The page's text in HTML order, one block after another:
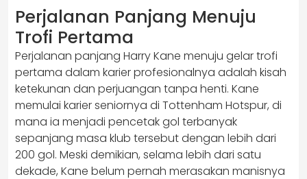
Perjalanan Panjang Menuju
Trofi Pertama
Perjalanan panjang Harry Kane menuju gelar trofi
pertama dalam karier profesionalnya adalah kisah
ketekunan dan perjuangan tanpa henti. Kane
memulai karier seniornya di Tottenham Hotspur, di
mana ia menjadi pencetak gol terbanyak
sepanjang masa klub tersebut dengan lebih dari
200 gol. Meski demikian, selama lebih dari satu
dekade, Kane belum pernah merasakan manisnya